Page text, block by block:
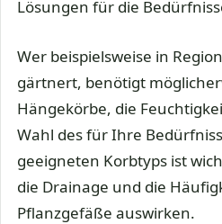
Lösungen für die
Wer beispielsweise in
gärtnert, benötigt
Hängekörbe, die
Wahl des für Ihre
geeigneten Korbtyps ist
die Drainage und die
Pflanzgefäße auswirken.